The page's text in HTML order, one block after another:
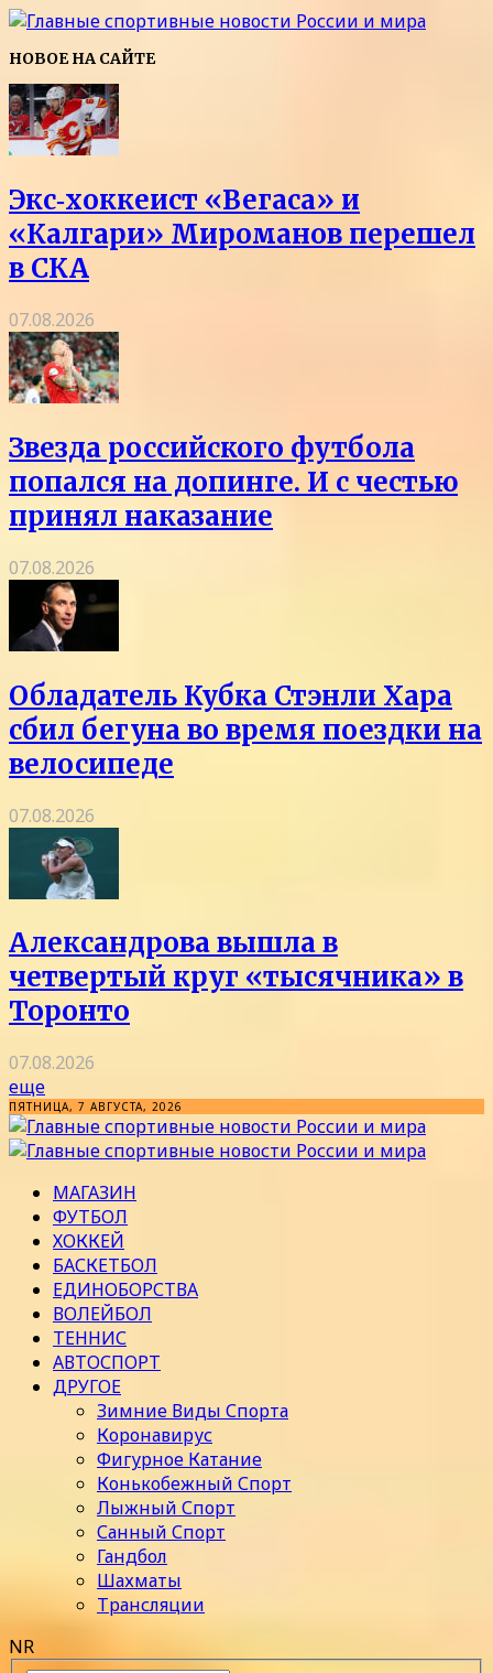
НОВОЕ НА САЙТЕ
Экс‑хоккеист «Вегаса» и
«Калгари» Мироманов перешел
в СКА
07.08.2026
Звезда российского футбола
попался на допинге. И с честью
принял наказание
07.08.2026
Обладатель Кубка Стэнли Хара
сбил бегуна во время поездки на
велосипеде
07.08.2026
Александрова вышла в
четвертый круг «тысячника» в
Торонто
07.08.2026
еще
ПЯТНИЦА, 7 АВГУСТА, 2026
МАГАЗИН
ФУТБОЛ
ХОККЕЙ
БАСКЕТБОЛ
ЕДИНОБОРСТВА
ВОЛЕЙБОЛ
ТЕННИС
АВТОСПОРТ
ДРУГОЕ
Зимние Виды Спорта
Коронавирус
Фигурное Катание
Конькобежный Спорт
Лыжный Спорт
Санный Спорт
Гандбол
Шахматы
Трансляции
NR